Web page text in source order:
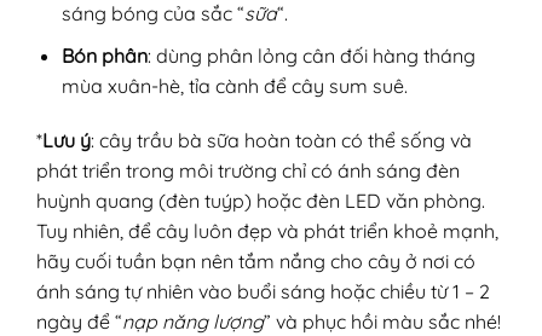
sáng bóng của sắc “sữa“.
Bón phân: dùng phân lỏng cân đối hàng tháng
mùa xuân-hè, tỉa cành để cây sum suê.
*Lưu ý: cây trầu bà sữa hoàn toàn có thể sống và
phát triển trong môi trường chỉ có ánh sáng đèn
huỳnh quang (đèn tuýp) hoặc đèn LED văn phòng.
Tuy nhiên, để cây luôn đẹp và phát triển khoẻ mạnh,
hãy cuối tuần bạn nên tắm nắng cho cây ở nơi có
ánh sáng tự nhiên vào buổi sáng hoặc chiều từ 1 – 2
ngày để “nạp năng lượng” và phục hồi màu sắc nhé!